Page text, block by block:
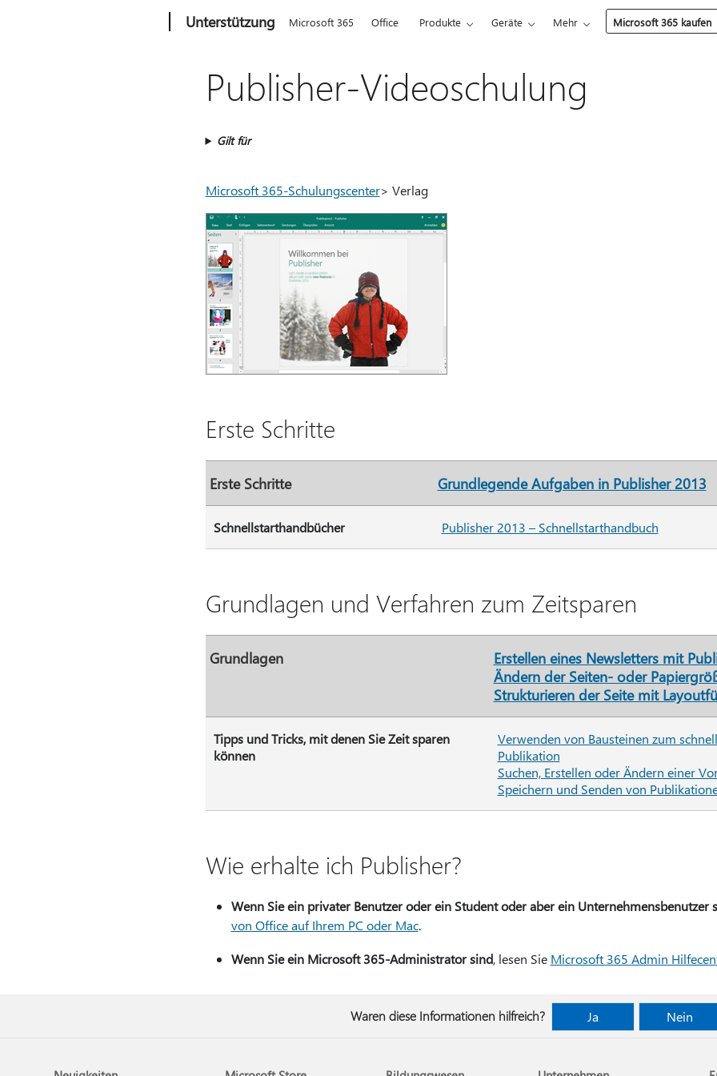
Unterstützung Microsoft 365 Office Produkte Geräte Mehr Microsoft 365 kaufen
Publisher-Videoschulung
Gilt für
Microsoft 365-Schulungscenter> Verlag
Erste Schritte
Erste Schritte Grundlegende Aufgaben in Publisher 2013
Schnellstarthandbücher Publisher 2013 – Schnellstarthandbuch
Grundlagen und Verfahren zum Zeitsparen
Grundlagen
Erstellen eines Newsletters mit
Ändern der Seiten- oder
Strukturieren der Seite mit
Tipps und Tricks, mit denen Sie Zeit sparen
können
Verwenden von Bausteinen zum
Publikation
Suchen, Erstellen oder Ändern einer
Speichern und Senden von
Wie erhalte ich Publisher?
Wenn Sie ein privater Benutzer oder ein Student oder aber ein Unternehmensbenutzer
von Office auf Ihrem PC oder Mac.
Wenn Sie ein Microsoft 365-Administrator sind, lesen Sie Microsoft 365 Admin
Waren diese Informationen hilfreich? Ja Nein